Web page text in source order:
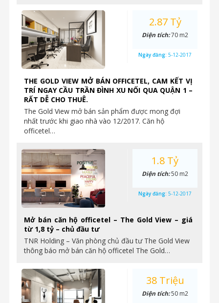
THE GOLD VIEW MỞ BÁN OFFICETEL, CAM KẾT VỊ
TRÍ NGAY CẦU TRẦN ĐÌNH XU NỐI QUA QUẬN 1 –
RẤT DỄ CHO THUÊ.
The Gold View mở bán sản phẩm được mong đợi
nhất trước khi giao nhà vào 12/2017. Căn hộ
officetel…
2.87 Tỷ
Diện tích:70 m2
Ngày đăng: 5-12-2017
Mở bán căn hộ officetel – The Gold View – giá
từ 1,8 tỷ – chủ đầu tư
TNR Holding – Văn phòng chủ đầu tư The Gold View
thông báo mở bán căn hộ officetel The Gold…
1.8 Tỷ
Diện tích:50 m2
Ngày đăng: 5-12-2017
38 Triệu
Diện tích:50 m2